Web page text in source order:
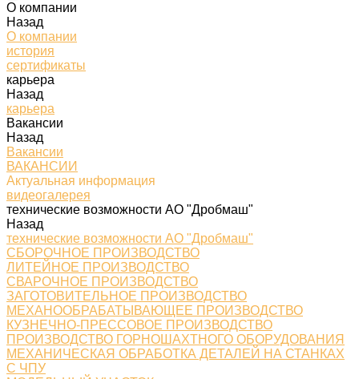
О компании
Назад
О компании
история
сертификаты
карьера
Назад
карьера
Вакансии
Назад
Вакансии
ВАКАНСИИ
Актуальная информация
видеогалерея
технические возможности АО "Дробмаш"
Назад
технические возможности АО "Дробмаш"
СБОРОЧНОЕ ПРОИЗВОДСТВО
ЛИТЕЙНОЕ ПРОИЗВОДСТВО
СВАРОЧНОЕ ПРОИЗВОДСТВО
ЗАГОТОВИТЕЛЬНОЕ ПРОИЗВОДСТВО
МЕХАНООБРАБАТЫВАЮЩЕЕ ПРОИЗВОДСТВО
КУЗНЕЧНО-ПРЕССОВОЕ ПРОИЗВОДСТВО
ПРОИЗВОДСТВО ГОРНОШАХТНОГО ОБОРУДОВАНИЯ
МЕХАНИЧЕСКАЯ ОБРАБОТКА ДЕТАЛЕЙ НА СТАНКАХ
С ЧПУ